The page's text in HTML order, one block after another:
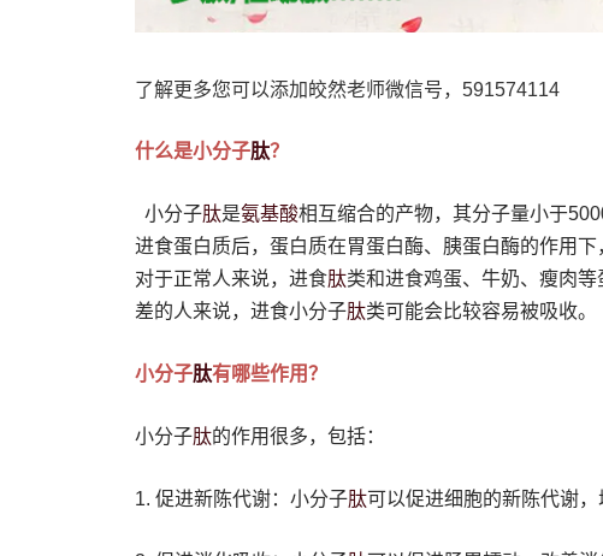
了解更多您可以添加皎然老师微信号，591574114
什么是小分子肽？
小分子肽是氨基酸相互缩合的产物，其分子量小于
进食蛋白质后，蛋白质在胃蛋白酶、胰蛋白酶的作用下
对于正常人来说，进食肽类和进食鸡蛋、牛奶、瘦肉
差的人来说，进食小分子肽类可能会比较容易被吸收。
小分子肽有哪些作用？
小分子肽的作用很多，包括：
1. 促进新陈代谢：小分子肽可以促进细胞的新陈代谢